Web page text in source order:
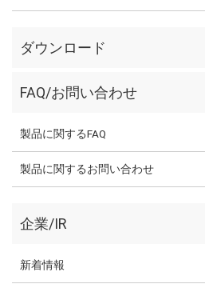
ダウンロード
FAQ/お問い合わせ
製品に関するFAQ
製品に関するお問い合わせ
企業/IR
新着情報